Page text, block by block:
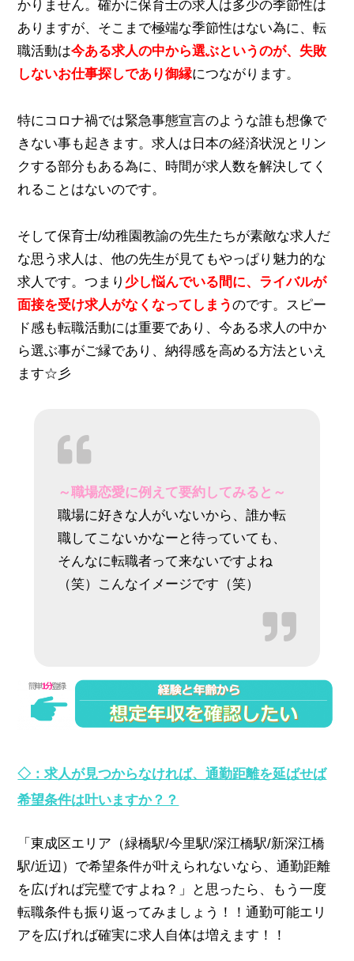
かりません。確かに保育士の求人は多少の季節性は
ありますが、そこまで極端な季節性はない為に、転
職活動は今ある求人の中から選ぶというのが、失敗
しないお仕事探しであり御縁につながります。
特にコロナ禍では緊急事態宣言のような誰も想像で
きない事も起きます。求人は日本の経済状況とリン
クする部分もある為に、時間が求人数を解決してく
れることはないのです。
そして保育士/幼稚園教諭の先生たちが素敵な求人だ
な思う求人は、他の先生が見てもやっぱり魅力的な
求人です。つまり 少し悩んでいる間に、ライバルが
面接を受け求人がなくなってしまうのです。スピー
ド感も転職活動には重要であり、今ある求人の中か
ら選ぶ事がご縁であり、納得感を高める方法といえ
ます☆彡
～職場恋愛に例えて要約してみると～
職場に好きな人がいないから、誰か転
職してこないかなーと待っていても、
そんなに転職者って来ないですよね
（笑）こんなイメージです（笑）
◇：求人が見つからなければ、通勤距離を延ばせば
希望条件は叶いますか？？
「東成区エリア（緑橋駅/今里駅/深江橋駅/新深江橋
駅/近辺）で希望条件が叶えられないなら、通勤距離
を広げれば完璧ですよね？」と思ったら、もう一度
転職条件も振り返ってみましょう！！通勤可能エリ
アを広げれば確実に求人自体は増えます！！